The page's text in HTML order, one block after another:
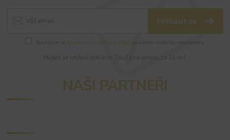
Přihlásit se
zpracováním osobních údajů
NAŠI PARTNEŘI